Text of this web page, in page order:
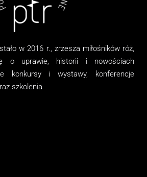
w 2016 r., zrzesza miłośników róż,
o uprawie, historii i nowościach
ekonkursy i wystawy, konferencje
szkolenia